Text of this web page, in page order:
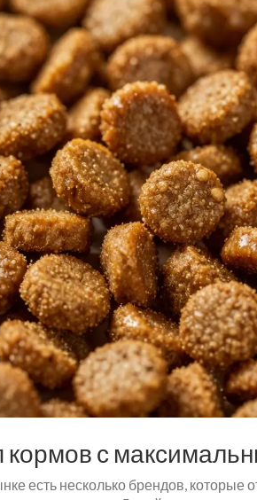
кормов с
есть несколько брендов, которые